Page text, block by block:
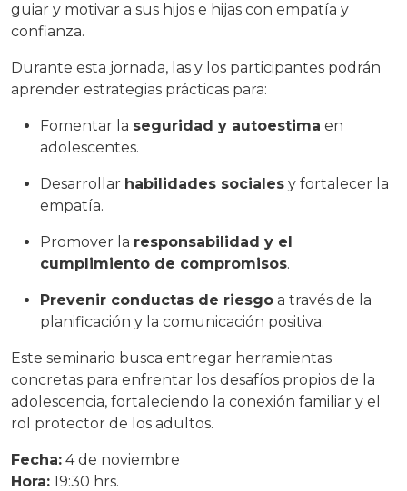
guiar y motivar a sus hijos e hijas con empatía y
confianza.
Durante esta jornada, las y los participantes podrán
aprender estrategias prácticas para:
Fomentar la seguridad y autoestima en
adolescentes.
Desarrollar habilidades sociales y fortalecer la
empatía.
Promover la responsabilidad y el
cumplimiento de compromisos.
Prevenir conductas de riesgo a través de la
planificación y la comunicación positiva.
Este seminario busca entregar herramientas
concretas para enfrentar los desafíos propios de la
adolescencia, fortaleciendo la conexión familiar y el
rol protector de los adultos.
Fecha: 4 de noviembre
Hora: 19:30 hrs.